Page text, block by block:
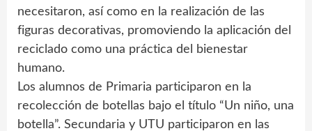
necesitaron, así como en la realización de las
figuras decorativas, promoviendo la aplicación del
reciclado como una práctica del bienestar
humano.
Los alumnos de Primaria participaron en la
recolección de botellas bajo el título “Un niño, una
botella”. Secundaria y UTU participaron en las